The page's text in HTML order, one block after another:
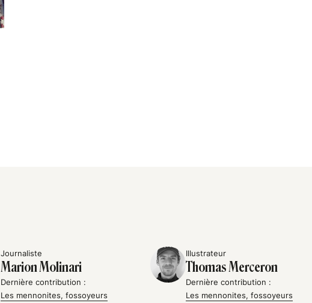
Journaliste
Marion Molinari
Dernière contribution :
Les mennonites, fossoyeurs
Illustrateur
Thomas Merceron
Dernière contribution :
Les mennonites, fossoyeurs